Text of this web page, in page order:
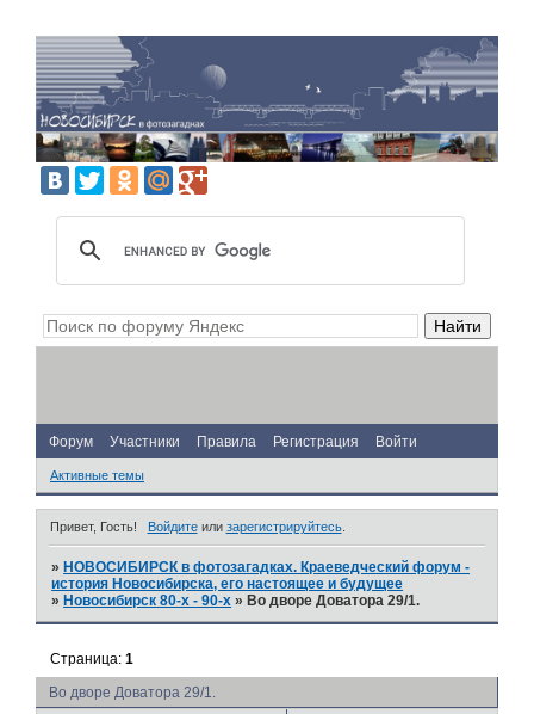
Форум Участники Правила Регистрация Войти
Активные темы
Привет, Гость! Войдитеили зарегистрируйтесь.
» НОВОСИБИРСК в фотозагадках. Краеведческий форум -
история Новосибирска, его настоящее и будущее
» Новосибирск 80-х - 90-х » Во дворе Доватора 29/1.
Во дворе Доватора 29/1.
Страница:1